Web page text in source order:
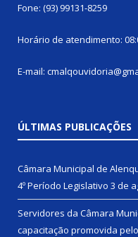
Fone: (93) 99131-8259
Horário de atendimento:
E-mail:
ÚLTIMAS PUBLICAÇÕES
Câmara Municipal de
4º Período Legislativo 3 de
Servidores da Câmara
capacitação promovida